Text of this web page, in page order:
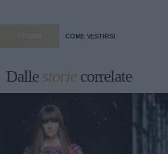
STORIA COME VESTIRSI
Dallestoriecorrelate